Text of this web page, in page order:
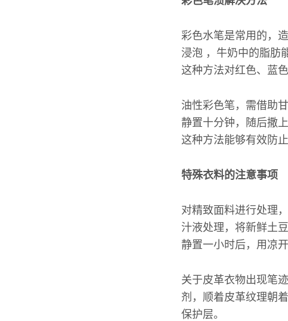
彩色水笔是常用的，
浸泡 ，牛奶中的脂肪
这种方法对红色、蓝
油性彩色笔，需借助
静置十分钟，随后撒
这种方法能够有效防止
特殊衣料的注意事项
对精致面料进行处理
汁液处理，将新鲜土
静置一小时后，用凉
关于皮革衣物出现笔
剂，顺着皮革纹理朝
保护层。